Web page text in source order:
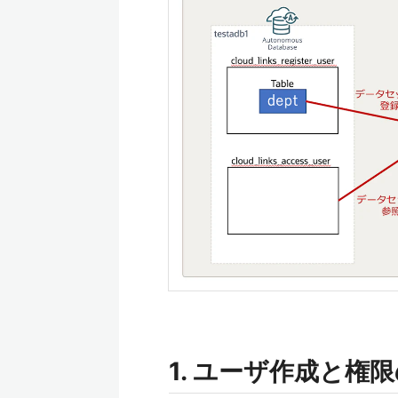
1. ユーザ作成と権